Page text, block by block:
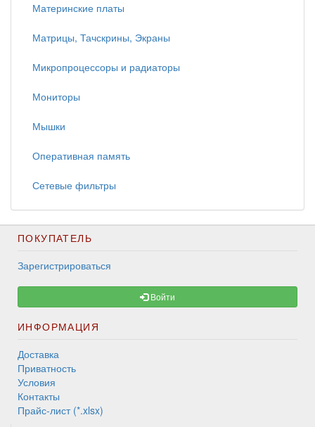
Материнские платы
Матрицы, Тачскрины, Экраны
Микропроцессоры и радиаторы
Мониторы
Мышки
Оперативная память
Сетевые фильтры
ПОКУПАТЕЛЬ
Зарегистрироваться
Войти
ИНФОРМАЦИЯ
Доставка
Приватность
Условия
Контакты
Прайс-лист (*.xlsx)